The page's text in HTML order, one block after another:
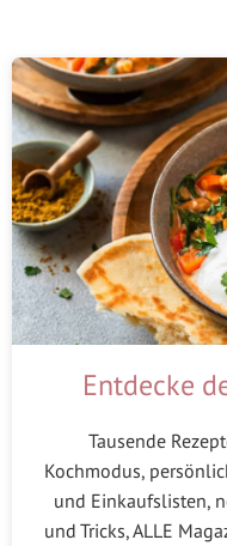
Entdecke
Tausende
Kochmodus,
und Einkaufslisten,
und Tricks, ALLE